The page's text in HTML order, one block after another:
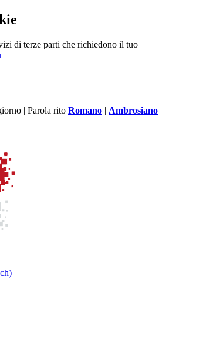
di terze parti che richiedono il tuo
| Parola rito Romano | Ambrosiano